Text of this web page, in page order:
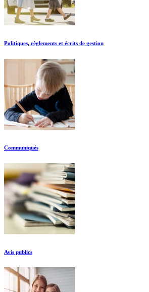
Politiques, règlements et écrits de gestion
Communiqués
Avis publics